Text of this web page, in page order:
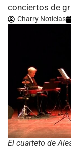
conciertos de
Charry Noticias
El cuarteto de